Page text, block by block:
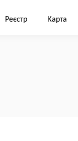
Реєстр Карта